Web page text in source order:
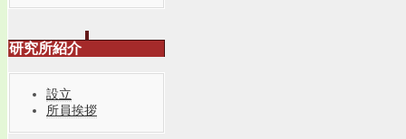
研究所紹介
設立
所員挨拶